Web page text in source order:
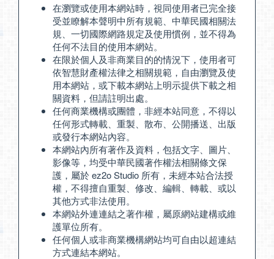
在瀏覽或使用本網站時，視同使用者已完全接
受並瞭解本聲明中所有規範、中華民國相關法
規、一切國際網路規定及使用慣例，並不得為
任何不法目的使用本網站。
在限於個人及非商業目的的情況下，使用者可
依智慧財產權法律之相關規範，自由瀏覽及使
用本網站，或下載本網站上明示提供下載之相
關資料，但請註明出處。
任何商業機構或團體，非經本站同意，不得以
任何形式轉載、重製、散布、公開播送、出版
或發行本網站內容。
本網站內所有著作及資料，包括文字、圖片、
影像等，均受中華民國著作權法相關條文保
護，屬於 ez2o Studio 所有，未經本站合法授
權，不得擅自重製、修改、編輯、轉載、或以
其他方式非法使用。
本網站外連連結之著作權，屬原網站建構或維
護單位所有。
任何個人或非商業機構網站均可自由以超連結
方式連結本網站。